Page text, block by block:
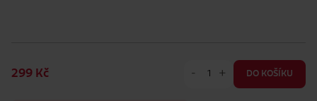
299 Kč - + DO KOŠÍKU